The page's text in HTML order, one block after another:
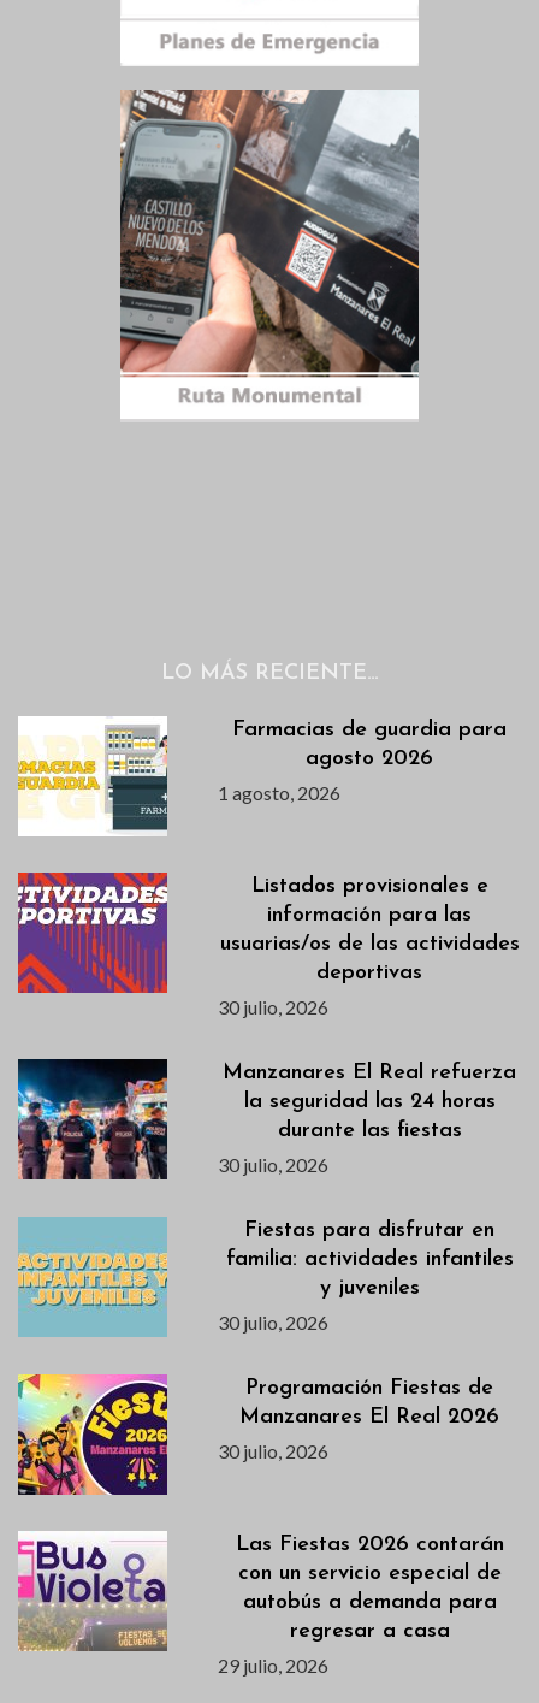
LO MÁS RECIENTE…
Farmacias de guardia para
agosto 2026
1 agosto, 2026
Listados provisionales e
información para las
usuarias/os de las actividades
deportivas
30 julio, 2026
Manzanares El Real refuerza
la seguridad las 24 horas
durante las fiestas
30 julio, 2026
Fiestas para disfrutar en
familia: actividades infantiles
y juveniles
30 julio, 2026
Programación Fiestas de
Manzanares El Real 2026
30 julio, 2026
Las Fiestas 2026 contarán
con un servicio especial de
autobús a demanda para
regresar a casa
29 julio, 2026